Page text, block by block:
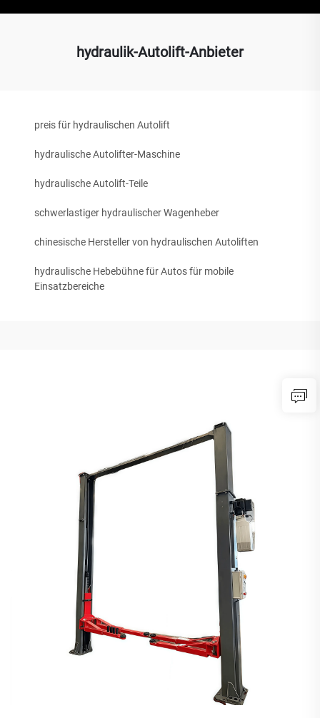
hydraulik-Autolift-Anbieter
preis für hydraulischen Autolift
hydraulische Autolifter-Maschine
hydraulische Autolift-Teile
schwerlastiger hydraulischer Wagenheber
chinesische Hersteller von hydraulischen Autoliften
hydraulische Hebebühne für Autos für mobile
Einsatzbereiche